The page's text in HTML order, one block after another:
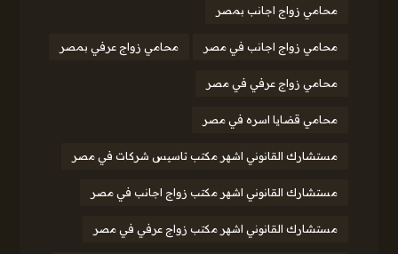
محامي زواج اجانب بمصر
محامي زواج اجانب في مصر محامي زواج عرفي بمصر
محامي زواج عرفي في مصر
محامي قضايا اسره في مصر
مستشارك القانوني اشهر مكتب تاسيس شركات في مصر
مستشارك القانوني اشهر مكتب زواج اجانب في مصر
مستشارك القانوني اشهر مكتب زواج عرفي في مصر